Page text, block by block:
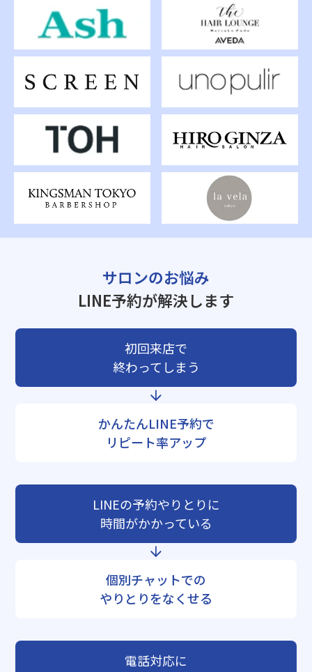
サロンのお悩み
LINE予約が解決します
初回来店で
終わってしまう
かんたんLINE予約で
リピート率アップ
LINEの予約やりとりに
時間がかかっている
個別チャットでの
やりとりをなくせる
電話対応に